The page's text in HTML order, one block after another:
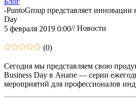
-PuntoGroup представляет инновации
Day
5 февраля 2019 0:00// Новости
(0)
Сегодня мы представляем свою
Business Day в Анапе — серии
мероприятий для профессионалов